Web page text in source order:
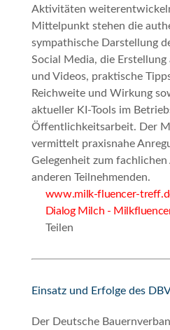
Aktivitäten
Mittelpunkt stehen die
sympathische Darstellung
Social Media, die
und Videos, praktische
Reichweite und Wirkung
aktueller KI-Tools im
Öffentlichkeitsarbeit. Der
vermittelt praxisnahe
Gelegenheit zum
anderen Teilnehmenden.
www.milk-fluencer-
Dialog Milch -
Teilen
Einsatz und Erfolge des
Der Deutsche